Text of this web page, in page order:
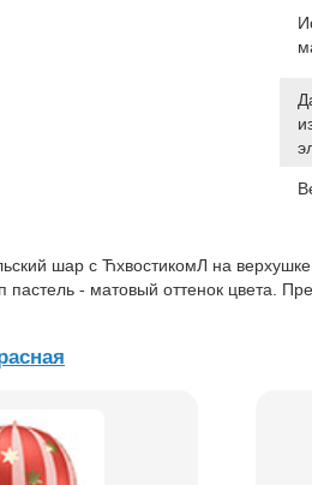
шар с ЋхвостикомЛ на
пастель - матовый оттенок цвета.